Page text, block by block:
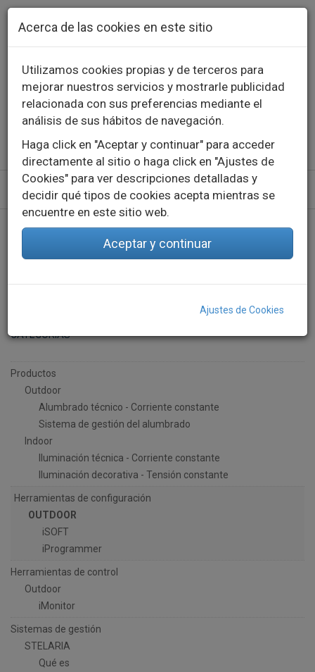
Acerca de las cookies en este sitio
Utilizamos cookies propias y de terceros para
mejorar nuestros servicios y mostrarle publicidad
relacionada con sus preferencias mediante el
análisis de sus hábitos de navegación.
Haga click en "Aceptar y continuar" para acceder
directamente al sitio o haga click en "Ajustes de
Cookies" para ver descripciones detalladas y
decidir qué tipos de cookies acepta mientras se
encuentre en este sitio web.
Aceptar y continuar
Ajustes de Cookies
Pasar al contenido principal
Contacto Llámanos976 573 660
English Español
Inicio Herramientas de configuración OUTDOOR
OUTDOOR
CATEGORÍAS
Productos
Outdoor
Alumbrado técnico - Corriente constante
Sistema de gestión del alumbrado
Indoor
Iluminación técnica - Corriente constante
Iluminación decorativa - Tensión constante
Herramientas de configuración
OUTDOOR
iSOFT
iProgrammer
Herramientas de control
Outdoor
iMonitor
Sistemas de gestión
STELARIA
Qué es